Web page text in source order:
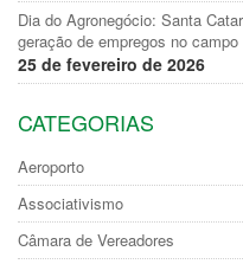
Dia do Agronegócio: Santa
geração de empregos no campo
25 de fevereiro de 2026
CATEGORIAS
Aeroporto
Associativismo
Câmara de Vereadores